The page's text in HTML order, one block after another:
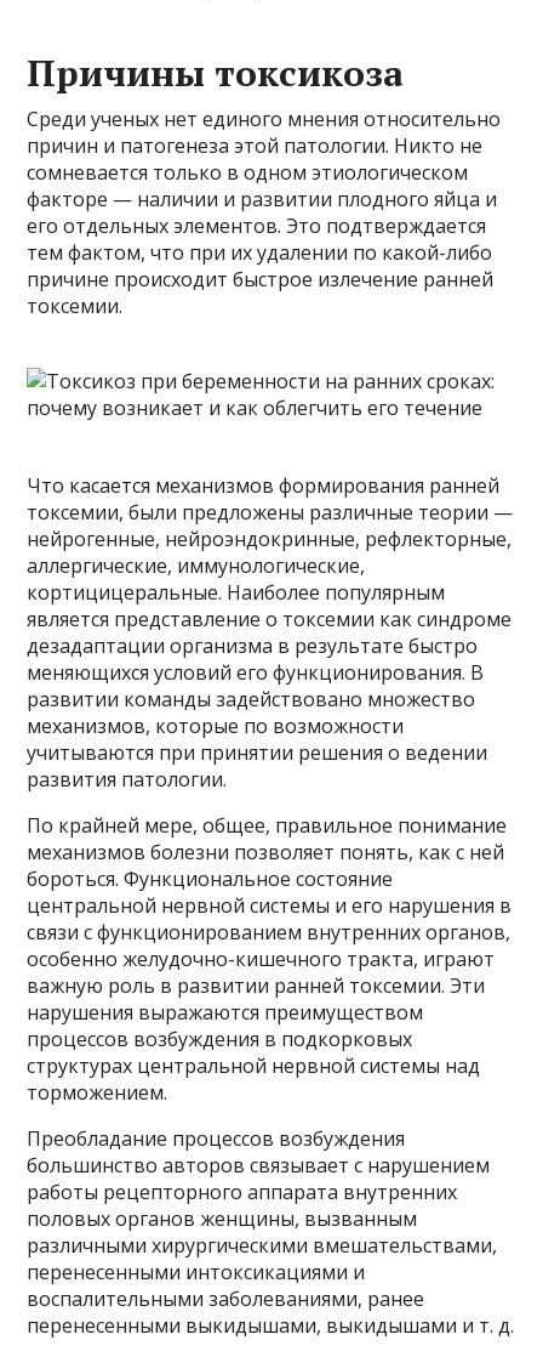
Причины токсикоза
Среди ученых нет единого мнения относительно
причин и патогенеза этой патологии. Никто не
сомневается только в одном этиологическом
факторе — наличии и развитии плодного яйца и
его отдельных элементов. Это подтверждается
тем фактом, что при их удалении по какой-либо
причине происходит быстрое излечение ранней
токсемии.
Что касается механизмов формирования ранней
токсемии, были предложены различные теории —
нейрогенные, нейроэндокринные, рефлекторные,
аллергические, иммунологические,
кортицицеральные. Наиболее популярным
является представление о токсемии как синдроме
дезадаптации организма в результате быстро
меняющихся условий его функционирования. В
развитии команды задействовано множество
механизмов, которые по возможности
учитываются при принятии решения о ведении
развития патологии.
По крайней мере, общее, правильное понимание
механизмов болезни позволяет понять, как с ней
бороться. Функциональное состояние
центральной нервной системы и его нарушения в
связи с функционированием внутренних органов,
особенно желудочно-кишечного тракта, играют
важную роль в развитии ранней токсемии. Эти
нарушения выражаются преимуществом
процессов возбуждения в подкорковых
структурах центральной нервной системы над
торможением.
Преобладание процессов возбуждения
большинство авторов связывает с нарушением
работы рецепторного аппарата внутренних
половых органов женщины, вызванным
различными хирургическими вмешательствами,
перенесенными интоксикациями и
воспалительными заболеваниями, ранее
перенесенными выкидышами, выкидышами и т. д.